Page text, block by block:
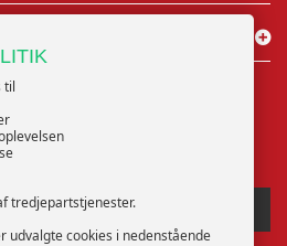
til
tredjepartstjenester.
udvalgte cookies i nedenstående